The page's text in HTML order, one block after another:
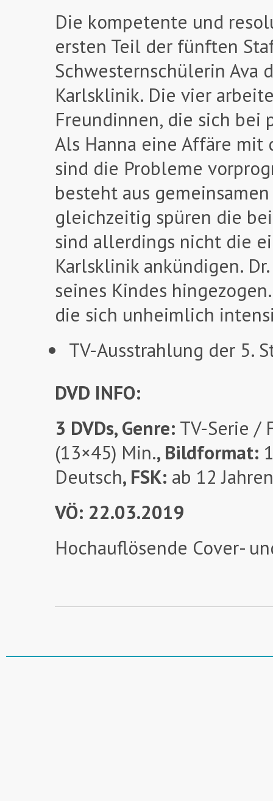
Die kompetente und
ersten Teil der fünften
Schwesternschülerin Ava
Karlsklinik. Die vier
Freundinnen, die sich
Als Hanna eine Affäre
sind die Probleme
besteht aus
gleichzeitig spüren die
sind allerdings nicht die
Karlsklinik ankündigen.
seines Kindes
die sich unheimlich
TV-Ausstrahlung der 5.
DVD INFO:
3 DVDs, Genre: TV-Serie /
(13×45) Min., Bildformat:
Deutsch, FSK: ab 12 Jahren
VÖ: 22.03.2019
Hochauflösende Cover-